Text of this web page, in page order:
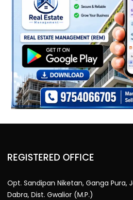
REGISTERED OFFICE
Opt. Sandipan Niketan, Ganga Pura,
Dabra, Dist. Gwalior (M.P.)